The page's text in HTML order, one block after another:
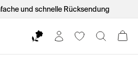
und schnelle Rücksendung